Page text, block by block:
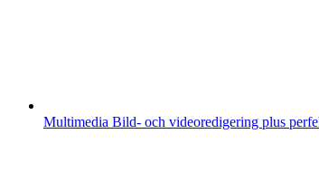
Multimedia Bild- och videoredigering plus